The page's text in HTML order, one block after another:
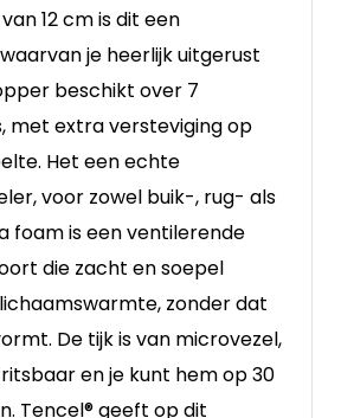
12 cm is dit een
je heerlijk uitgerust
beschikt over 7
met extra versteviging op
Het een echte
voor zowel buik-, rug- als
foam is een ventilerende
die zacht en soepel
zonder dat
De tijk is van microvezel,
en je kunt hem op 30
Tencel® geeft op dit